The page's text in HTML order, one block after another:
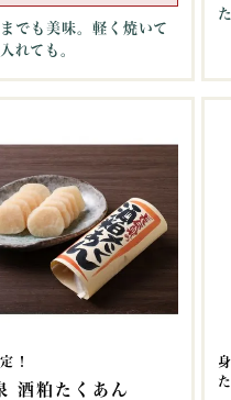
でも美味。軽く焼いて
れても。
た
！
酒粕たくあん